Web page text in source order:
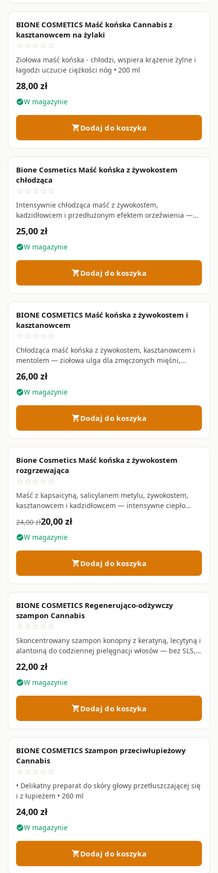
efektów psychoaktywnych.
Czy kosmetyki z Cannabis Sativa nadają się do
skóry wrażliwej i atopowej?
Olej konopny jest jednym z lepiej tolerowanych
olejów roślinnych — nie zatyka porów i ma niski
potencjał alergizujący. Profil kwasów tłuszczowych
zbliżony do lipidów skóry pozwala łagodzić
świąd. Przy silnych objawach warto skonsultować się
z dermatologiem.
BIONE COSMETICS Maść końska Cannabis z
kasztanowcem na żylaki
star_border star_border star_border star_border star_border
Ziołowa maść końska - chłodzi, wspiera krążenie żylne i
łagodzi uczucie ciężkości nóg • 200 ml
28,00 zł
check_circleW magazynie
shopping_cartDodaj do koszyka
Bione Cosmetics Maść końska z żywokostem
chłodząca
star_border star_border star_border star_border star_border
Intensywnie chłodząca maść z żywokostem,
kadzidłowcem i przedłużonym efektem orzeźwienia —
ulga dla przeciążonego aparatu ruchu • 200 ml
25,00 zł
check_circleW magazynie
shopping_cartDodaj do koszyka
BIONE COSMETICS Maść końska z żywokostem i
kasztanowcem
star_border star_border star_border star_border star_border
Chłodząca maść końska z żywokostem, kasztanowcem i
mentolem — ziołowa ulga dla zmęczonych mięśni,
obolałych stawów i ciężkich nóg • 300 ml
26,00 zł
check_circleW magazynie
shopping_cartDodaj do koszyka
PROMOCJA
Bione Cosmetics Maść końska z żywokostem
rozgrzewająca
star_border star_border star_border star_border star_border
Maść z kapsaicyną, salicylanem metylu, żywokostem,
kasztanowcem i kadzidłowcem — intensywne ciepło
łagodzące sztywność mięśni i stawów • 200 ml
24,00 zł20,00 zł
check_circleW magazynie
shopping_cartDodaj do koszyka
BIONE COSMETICS Regenerująco-odżywczy
szampon Cannabis
star_border star_border star_border star_border star_border
Skoncentrowany szampon konopny z keratyną, lecytyną i
alantoiną do codziennej pielęgnacji włosów — bez SLS,
SLES i silikonów • 260 ml
22,00 zł
check_circleW magazynie
shopping_cartDodaj do koszyka
BIONE COSMETICS Szampon przeciwłupieżowy
Cannabis
star_border star_border star_border star_border star_border
• Delikatny preparat do skóry głowy przetłuszczającej się
i z łupieżem • 260 ml
24,00 zł
check_circleW magazynie
shopping_cartDodaj do koszyka